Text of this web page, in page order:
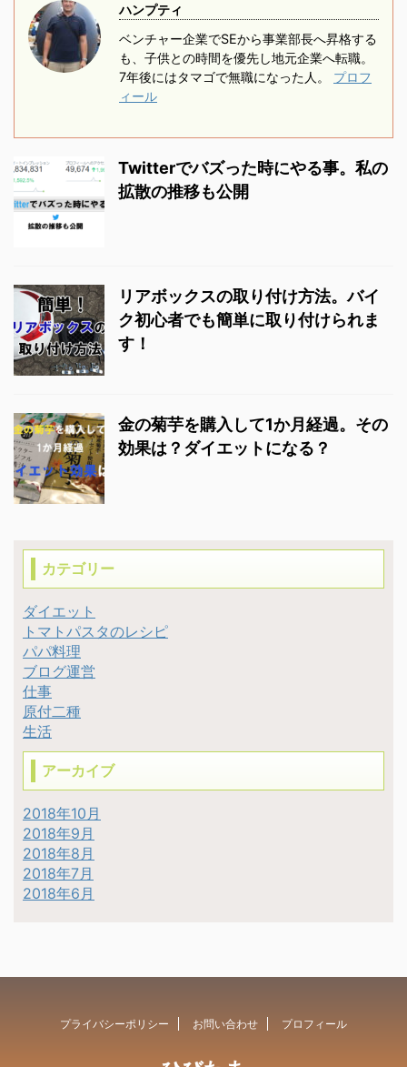
から大型バイクの方まで
ぜひ取り付けをおすすめ
します。 今回は私の使
っているリアボックスの
取り付け方を、 写真をメ
と思います。 取り付け
は4か所ボルトで固定す
るだけ、工具もスパナと
六角レンチがあれば 1時
間もかからずにつけられ
ハンプティ
ベンチャー企業でSEから事業部長へ昇格する
も、子供との時間を優先し地元企業へ転職。
7年後にはタマゴで無職になった人。 プロフ
ィール
Twitterでバズった時にやる事。私の
拡散の推移も公開
リアボックスの取り付け方法。バイ
ク初心者でも簡単に取り付けられま
す！
金の菊芋を購入して1か月経過。その
効果は？ダイエットになる？
カテゴリー
ダイエット
トマトパスタのレシピ
パパ料理
ブログ運営
仕事
原付二種
生活
アーカイブ
2018年10月
2018年9月
2018年8月
2018年7月
2018年6月
プライバシーポリシー お問い合わせ プロフィール